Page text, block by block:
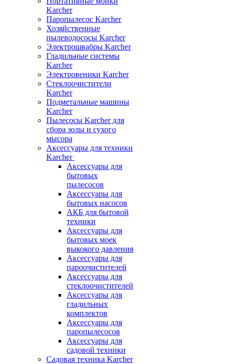
Karcher
Паропылесос Karcher
Хозяйственные
пылеводососы Karcher
Электрошвабры Karcher
Гладильные системы
Karcher
Электровеники Karcher
Стеклоочистители
Karcher
Подметальные машины
Karcher
Пылесосы Karcher для
сбора золы и сухого
мысора
Аксессуары для техники
Karcher
Аксессуары для
бытовых
пылесосов
Аксессуары для
бытовых насосов
АКБ для бытовой
техники
Аксессуары для
бытовых моек
выкокого давления
Аксессуары для
пароочистителей
Аксессуары для
стеклоочистителей
Аксессуары для
гладильных
комплектов
Аксессуары для
паропылесосов
Аксессуары для
садовой техники
Садовая техника Karcher